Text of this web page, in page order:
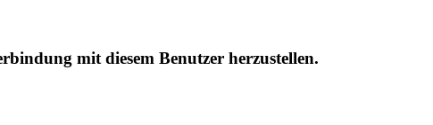
mit diesem Benutzer herzustellen.